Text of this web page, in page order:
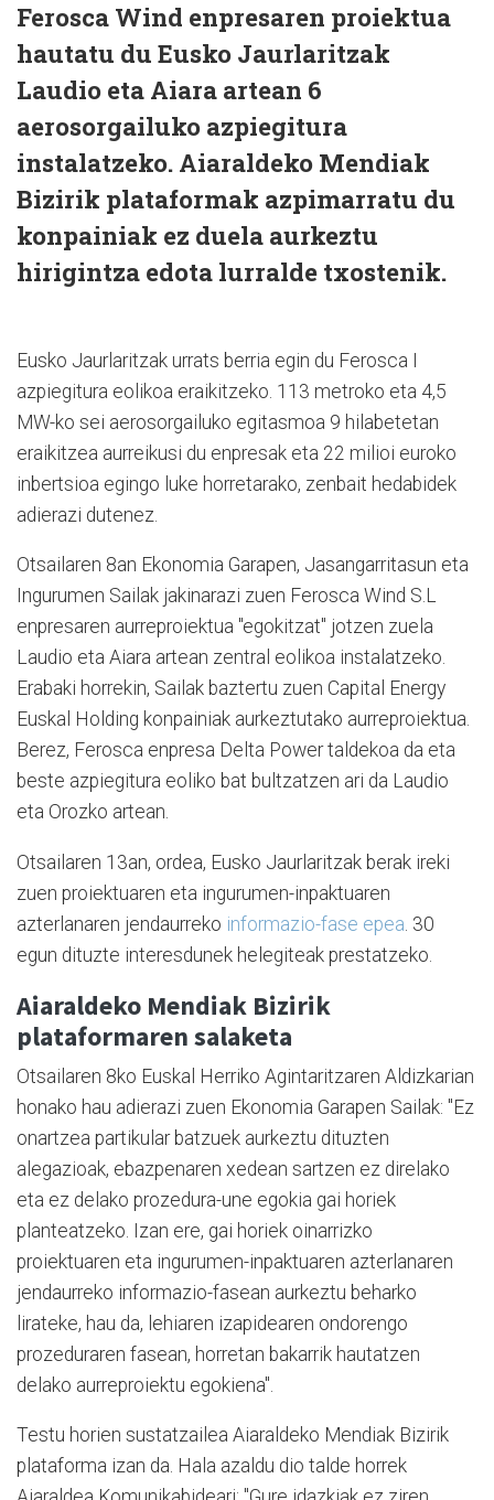
Ferosca Wind enpresaren proiektua
hautatu du Eusko Jaurlaritzak
Laudio eta Aiara artean 6
aerosorgailuko azpiegitura
instalatzeko. Aiaraldeko Mendiak
Bizirik plataformak azpimarratu du
konpainiak ez duela aurkeztu
hirigintza edota lurralde txostenik.
Eusko Jaurlaritzak urrats berria egin du Ferosca I
azpiegitura eolikoa eraikitzeko. 113 metroko eta 4,5
MW-ko sei aerosorgailuko egitasmoa 9 hilabetetan
eraikitzea aurreikusi du enpresak eta 22 milioi euroko
inbertsioa egingo luke horretarako, zenbait hedabidek
adierazi dutenez.
Otsailaren 8an Ekonomia Garapen, Jasangarritasun eta
Ingurumen Sailak jakinarazi zuen Ferosca Wind S.L
enpresaren aurreproiektua "egokitzat" jotzen zuela
Laudio eta Aiara artean zentral eolikoa instalatzeko.
Erabaki horrekin, Sailak baztertu zuen Capital Energy
Euskal Holding konpainiak aurkeztutako aurreproiektua.
Berez, Ferosca enpresa Delta Power taldekoa da eta
beste azpiegitura eoliko bat bultzatzen ari da Laudio
eta Orozko artean.
Otsailaren 13an, ordea, Eusko Jaurlaritzak berak ireki
zuen proiektuaren eta ingurumen-inpaktuaren
azterlanaren jendaurreko informazio-fase epea. 30
egun dituzte interesdunek helegiteak prestatzeko.
Aiaraldeko Mendiak Bizirik
plataformaren salaketa
Otsailaren 8ko Euskal Herriko Agintaritzaren Aldizkarian
honako hau adierazi zuen Ekonomia Garapen Sailak: "Ez
onartzea partikular batzuek aurkeztu dituzten
alegazioak, ebazpenaren xedean sartzen ez direlako
eta ez delako prozedura-une egokia gai horiek
planteatzeko. Izan ere, gai horiek oinarrizko
proiektuaren eta ingurumen-inpaktuaren azterlanaren
jendaurreko informazio-fasean aurkeztu beharko
lirateke, hau da, lehiaren izapidearen ondorengo
prozeduraren fasean, horretan bakarrik hautatzen
delako aurreproiektu egokiena".
Testu horien sustatzailea Aiaraldeko Mendiak Bizirik
plataforma izan da. Hala azaldu dio talde horrek